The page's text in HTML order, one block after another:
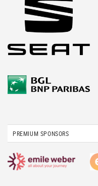
PREMIUM SPONSORS